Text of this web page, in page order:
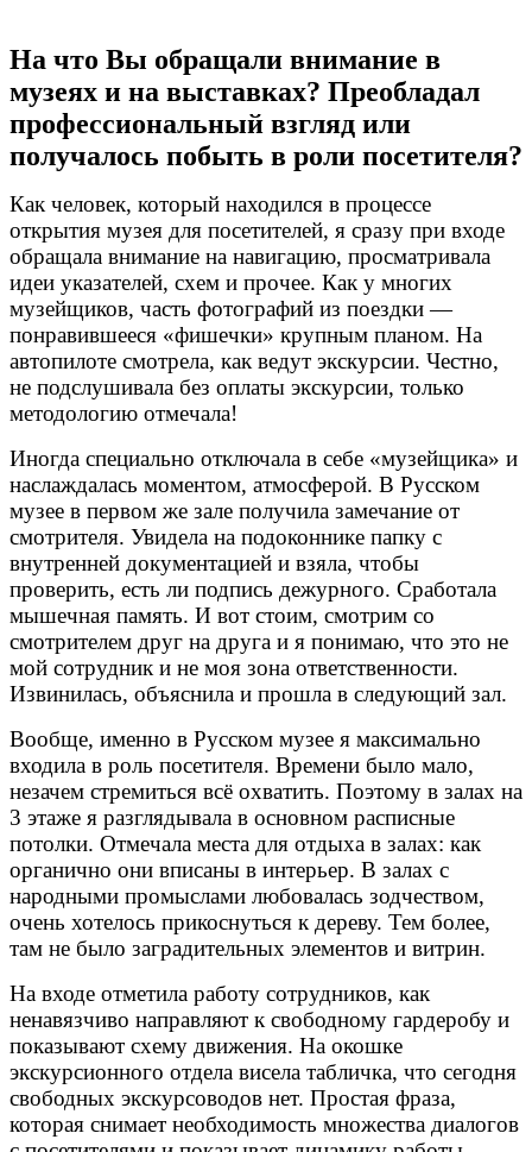
На что Вы обращали внимание в
музеях и на выставках? Преобладал
профессиональный взгляд или
получалось побыть в роли посетителя?
Как человек, который находился в процессе
открытия музея для посетителей, я сразу при входе
обращала внимание на навигацию, просматривала
идеи указателей, схем и прочее. Как у многих
музейщиков, часть фотографий из поездки —
понравившееся «фишечки» крупным планом. На
автопилоте смотрела, как ведут экскурсии. Честно,
не подслушивала без оплаты экскурсии, только
методологию отмечала!
Иногда специально отключала в себе «музейщика» и
наслаждалась моментом, атмосферой. В Русском
музее в первом же зале получила замечание от
смотрителя. Увидела на подоконнике папку с
внутренней документацией и взяла, чтобы
проверить, есть ли подпись дежурного. Сработала
мышечная память. И вот стоим, смотрим со
смотрителем друг на друга и я понимаю, что это не
мой сотрудник и не моя зона ответственности.
Извинилась, объяснила и прошла в следующий зал.
Вообще, именно в Русском музее я максимально
входила в роль посетителя. Времени было мало,
незачем стремиться всё охватить. Поэтому в залах на
3 этаже я разглядывала в основном расписные
потолки. Отмечала места для отдыха в залах: как
органично они вписаны в интерьер. В залах с
народными промыслами любовалась зодчеством,
очень хотелось прикоснуться к дереву. Тем более,
там не было заградительных элементов и витрин.
На входе отметила работу сотрудников, как
ненавязчиво направляют к свободному гардеробу и
показывают схему движения. На окошке
экскурсионного отдела висела табличка, что сегодня
свободных экскурсоводов нет. Простая фраза,
которая снимает необходимость множества диалогов